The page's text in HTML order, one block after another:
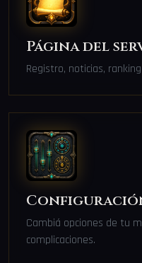
Página del
Registro, noticias,
Cambiá opciones de tu
complicaciones.